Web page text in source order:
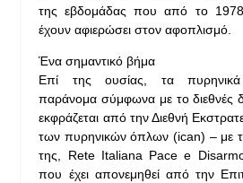
της εβδομάδας που από το
έχουν αφιερώσει στον αφοπλισμό.
Ένα σημαντικό βήμα
Επί της ουσίας, τα πυρηνικά
παράνομα σύμφωνα με το διεθνές
εκφράζεται από την Διεθνή
των πυρηνικών όπλων (ican) – με
της, Rete Italiana Pace e
που έχει απονεμηθεί από την